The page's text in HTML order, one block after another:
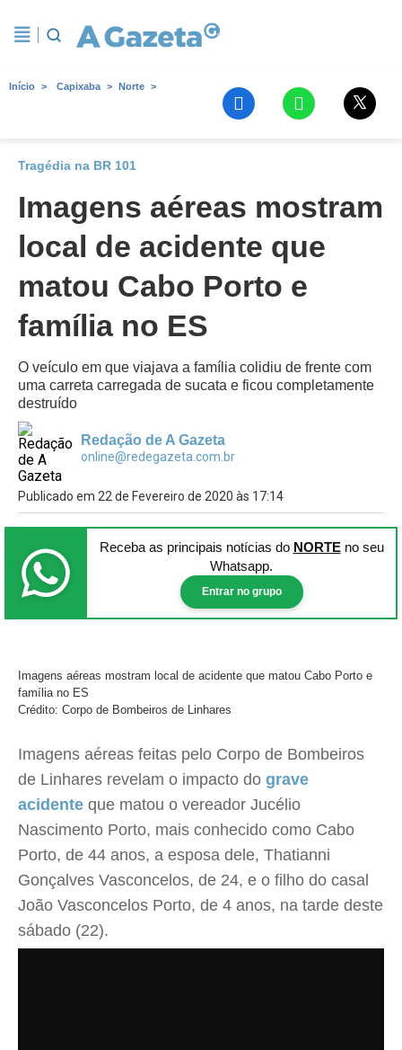
Início Capixaba Norte
Tragédia na BR 101
Imagens aéreas mostram
local de acidente que
matou Cabo Porto e
família no ES
O veículo em que viajava a família colidiu de frente com
uma carreta carregada de sucata e ficou completamente
destruído
Redação de A Gazeta
online@redegazeta.com.br
Publicado em 22 de Fevereiro de 2020 às 17:14
Receba as principais notícias do NORTEno seu
Whatsapp.
Entrar no grupo
Imagens aéreas mostram local de acidente que matou Cabo Porto e
família no ES
Crédito: Corpo de Bombeiros de Linhares
Imagens aéreas feitas pelo Corpo de Bombeiros
de Linhares revelam o impacto do grave
acidente que matou o vereador Jucélio
Nascimento Porto, mais conhecido como Cabo
Porto, de 44 anos, a esposa dele, Thatianni
Gonçalves Vasconcelos, de 24, e o filho do casal
João Vasconcelos Porto, de 4 anos, na tarde deste
sábado (22).